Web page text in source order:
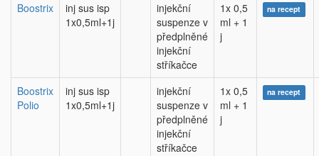
Boostrix
inj sus isp
1x0,5ml+1j
injekční
suspenze v
předplněné
injekční
stříkačce
1x 0,5
ml + 1
j
na recept
Boostrix
Polio
inj sus isp
1x0,5ml+1j
injekční
suspenze v
předplněné
injekční
stříkačce
1x 0,5
ml + 1
j
na recept